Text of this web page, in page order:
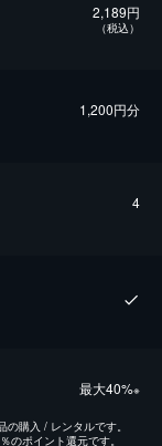
2,189円
（税込）
1,200円分
4
最⼤40%※
購入 / レンタルです。
のポイント還元です。